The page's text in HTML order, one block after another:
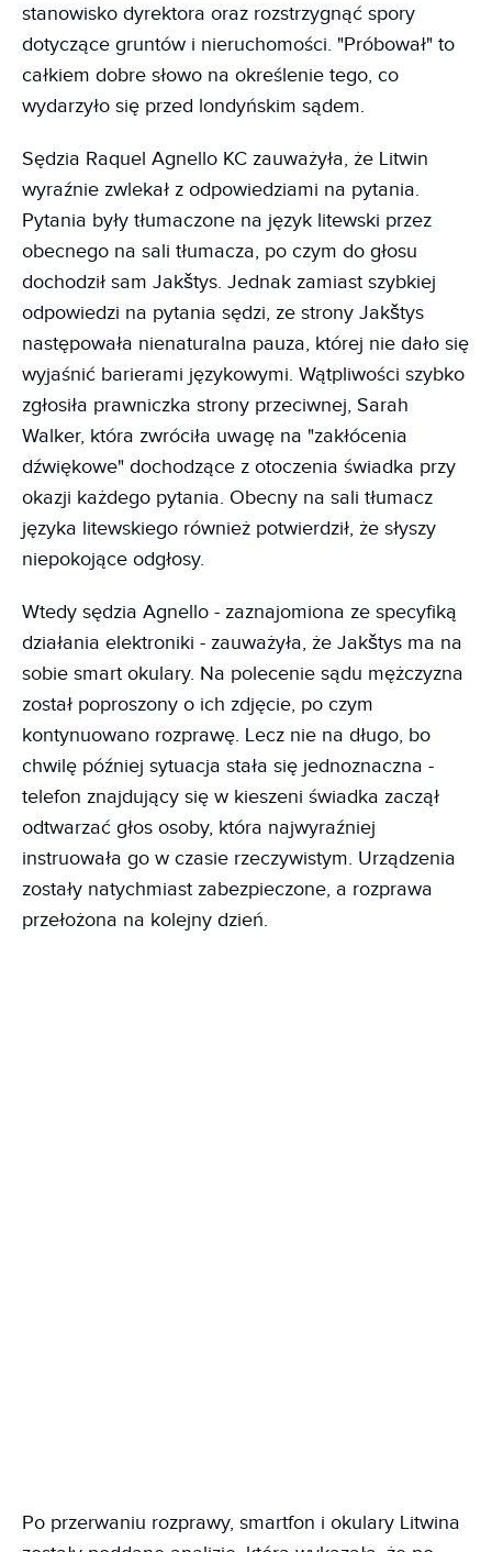
stanowisko dyrektora oraz rozstrzygnąć spory
dotyczące gruntów i nieruchomości. "Próbował" to
całkiem dobre słowo na określenie tego, co
wydarzyło się przed londyńskim sądem.
Sędzia Raquel Agnello KC zauważyła, że Litwin
wyraźnie zwlekał z odpowiedziami na pytania.
Pytania były tłumaczone na język litewski przez
obecnego na sali tłumacza, po czym do głosu
dochodził sam Jakštys. Jednak zamiast szybkiej
odpowiedzi na pytania sędzi, ze strony Jakštys
następowała nienaturalna pauza, której nie dało się
wyjaśnić barierami językowymi. Wątpliwości szybko
zgłosiła prawniczka strony przeciwnej, Sarah
Walker, która zwróciła uwagę na "zakłócenia
dźwiękowe" dochodzące z otoczenia świadka przy
okazji każdego pytania. Obecny na sali tłumacz
języka litewskiego również potwierdził, że słyszy
niepokojące odgłosy.
Wtedy sędzia Agnello - zaznajomiona ze specyfiką
działania elektroniki - zauważyła, że Jakštys ma na
sobie smart okulary. Na polecenie sądu mężczyzna
został poproszony o ich zdjęcie, po czym
kontynuowano rozprawę. Lecz nie na długo, bo
chwilę później sytuacja stała się jednoznaczna -
telefon znajdujący się w kieszeni świadka zaczął
odtwarzać głos osoby, która najwyraźniej
instruowała go w czasie rzeczywistym. Urządzenia
zostały natychmiast zabezpieczone, a rozprawa
przełożona na kolejny dzień.
Po przerwaniu rozprawy, smartfon i okulary Litwina